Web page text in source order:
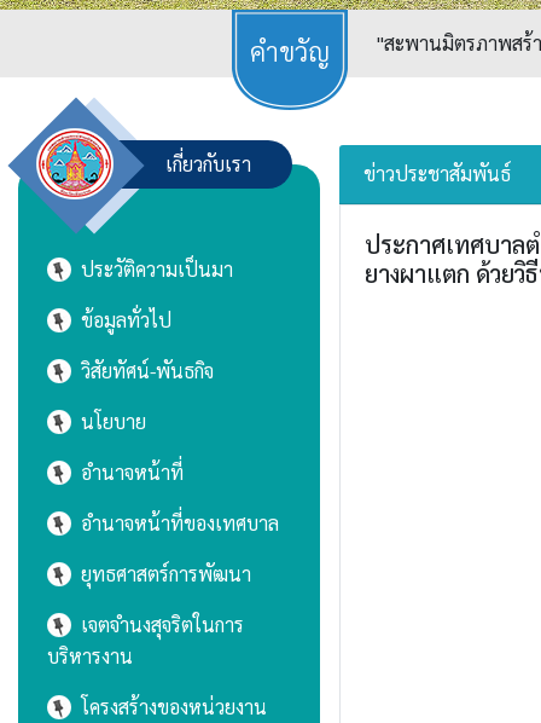
"สะพานมิตรภาพสร้
เกี่ยวกับเรา
ประวัติความเป็นมา
ข้อมูลทั่วไป
วิสัยทัศน์-พันธกิจ
นโยบาย
อำนาจหน้าที่
อำนาจหน้าที่ของเทศบาล
ยุทธศาสตร์การพัฒนา
เจตจำนงสุจริตในการ
บริหารงาน
โครงสร้างของหน่วยงาน
ข่าวประชาสัมพันธ์
ประกาศเทศบาล
ยางผาแตก ด้วยวิ